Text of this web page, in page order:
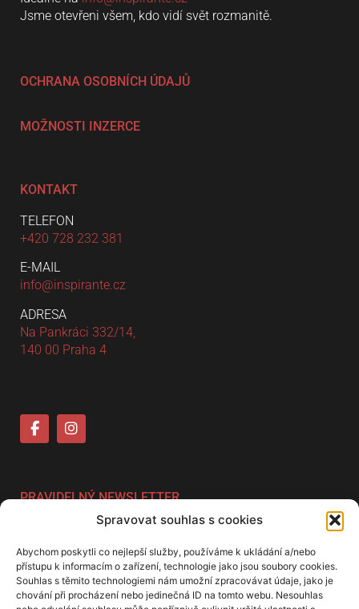
Spravovat souhlas s cookies
Abychom poskytli co nejlepší služby, používáme k ukládání a/nebo
přístupu k informacím o zařízení, technologie jako jsou soubory cookies.
Souhlas s těmito technologiemi nám umožní zpracovávat údaje, jako je
chování při procházení nebo jedinečná ID na tomto webu. Nesouhlas
Jsme otevřeni všem, kdo vidí svět rozmanitě.
OCHRANA OSOBNÍCH ÚDAJŮ
MOŽNOSTI INZERCE
KONTAKT
TELEFON
+420 728 232 381
E-MAIL
info@inspirante.cz
ADRESA
Na Pankráci 332/14,
140 00 Praha 4
PRAVIDELNÝ NEWSLETTER
Zaregistrujte se k odběru newsletteru a získejte
informace o našich novinkách.